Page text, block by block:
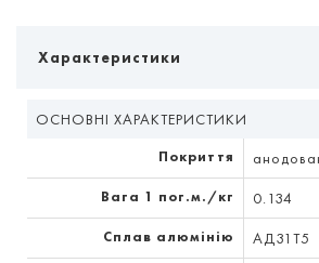
Характеристики
ОСНОВНІ ХАРАКТЕРИСТИКИ
Покриття
Вага 1 пог.м./кг 0.134
Сплав алюмінію АД31Т5